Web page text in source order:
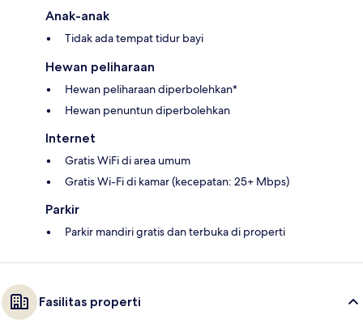
Anak-anak
Tidak ada tempat tidur bayi
Hewan peliharaan
Hewan peliharaan diperbolehkan*
Hewan penuntun diperbolehkan
Internet
Gratis WiFi di area umum
Gratis Wi-Fi di kamar (kecepatan: 25+ Mbps)
Parkir
Parkir mandiri gratis dan terbuka di properti
Fasilitas properti